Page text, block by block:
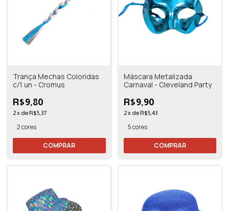
Trança Mechas Coloridas
c/1 un - Cromus
R$9,80
2x de R$5,37
2 cores
COMPRAR
Máscara Metalizada
Carnaval - Cleveland Party
R$9,90
2x de R$5,43
5 cores
COMPRAR